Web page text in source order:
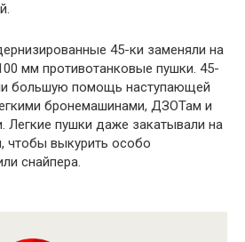
45-ки заменяли на
мм противотанковые пушки. 45-
большую помощь наступающей
бронемашинами, ДЗОТам и
Легкие пушки даже закатывали на
чтобы выкурить особо
снайпера.